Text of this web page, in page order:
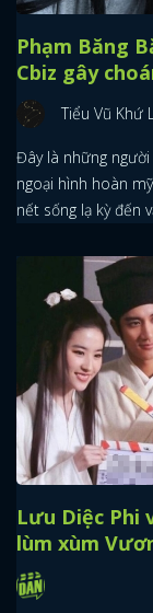
Phạm Băng
Cbiz gây
Tiểu Vũ Khứ
Đây là những
ngoại hình hoàn
nết sống lạ kỳ đến
Lưu Diệc Phi
lùm xùm